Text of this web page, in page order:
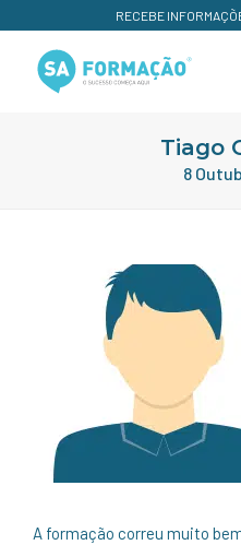
RECEBE
Tiago
8
A formação correu muito